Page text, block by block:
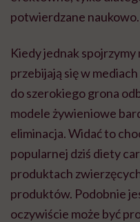
potwierdzane naukowo.
Kiedy jednak
przebijają się w
do szerokiego grona
modele żywieniowe
eliminacja. Widać to
popularnej dziś diety
produktach
produktów. Podobnie
oczywiście może być